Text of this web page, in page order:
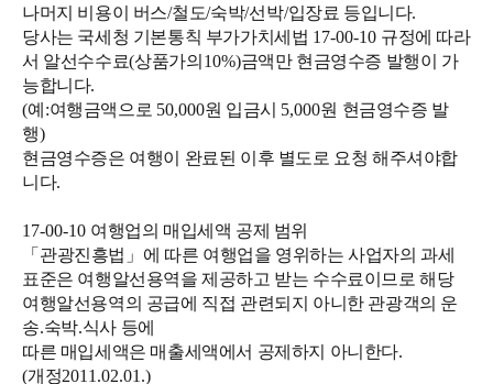
나머지 비용이 버스/철도/숙박/선박/입장료 등입니다.
당사는 국세청 기본통칙 부가가치세법 17-00-10 규정에 따라
서 알선수수료(상품가의 10%)금액만 현금영수증 발행이 가
능합니다.
(예 :여행금액으로 50,000원 입금시 5,000원 현금영수증 발
행)
현금영수증은 여행이 완료된 이후 별도로 요청 해주셔야합
니다.
17-00-10 여행업의 매입세액 공제 범위
「 관광진흥법 」 에 따른 여행업을 영위하는 사업자의 과세
표준은 여행알선용역을 제공하고 받는 수수료이므로 해당
여행알선용역의 공급에 직접 관련되지 아니한 관광객의 운
송.숙박.식사 등에
따른 매입세액은 매출세액에서 공제하지 아니한다.
(개정2011.02.01.)